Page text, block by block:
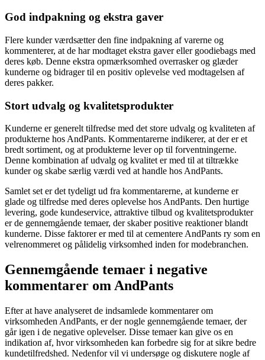
God indpakning og ekstra gaver
Flere kunder værdsætter den fine indpakning af varerne og
kommenterer, at de har modtaget ekstra gaver eller goodiebags med
deres køb. Denne ekstra opmærksomhed overrasker og glæder
kunderne og bidrager til en positiv oplevelse ved modtagelsen af
deres pakker.
Stort udvalg og kvalitetsprodukter
Kunderne er generelt tilfredse med det store udvalg og kvaliteten af
produkterne hos AndPants. Kommentarerne indikerer, at der er et
bredt sortiment, og at produkterne lever op til forventningerne.
Denne kombination af udvalg og kvalitet er med til at tiltrække
kunder og skabe særlig værdi ved at handle hos AndPants.
Samlet set er det tydeligt ud fra kommentarerne, at kunderne er
glade og tilfredse med deres oplevelse hos AndPants. Den hurtige
levering, gode kundeservice, attraktive tilbud og kvalitetsprodukter
er de gennemgående temaer, der skaber positive reaktioner blandt
kunderne. Disse faktorer er med til at cementere AndPants ry som en
velrenommeret og pålidelig virksomhed inden for modebranchen.
Gennemgående temaer i negative
kommentarer om AndPants
Efter at have analyseret de indsamlede kommentarer om
virksomheden AndPants, er der nogle gennemgående temaer, der
går igen i de negative oplevelser. Disse temaer kan give os en
indikation af, hvor virksomheden kan forbedre sig for at sikre bedre
kundetilfredshed. Nedenfor vil vi undersøge og diskutere nogle af